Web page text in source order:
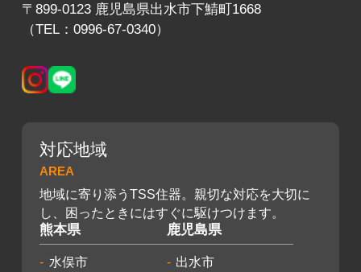
〒899-0123 鹿児島県出水市下鯖町1668
（TEL：0996-67-0340）
対応地域
AREA
地域に寄り添うTSS住器。親切な対応を大切に
し、困ったときにはすぐに駆けつけます。
熊本県
水俣市
鹿児島県
出水市